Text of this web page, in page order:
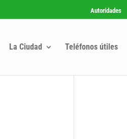
Autoridades
La Ciudad Teléfonos útiles